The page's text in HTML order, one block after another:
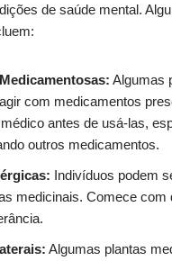
de saúde mental.
Algumas
com medicamentos
antes de usá-las,
outros medicamentos.
Indivíduos podem
medicinais. Comece com
Algumas plantas